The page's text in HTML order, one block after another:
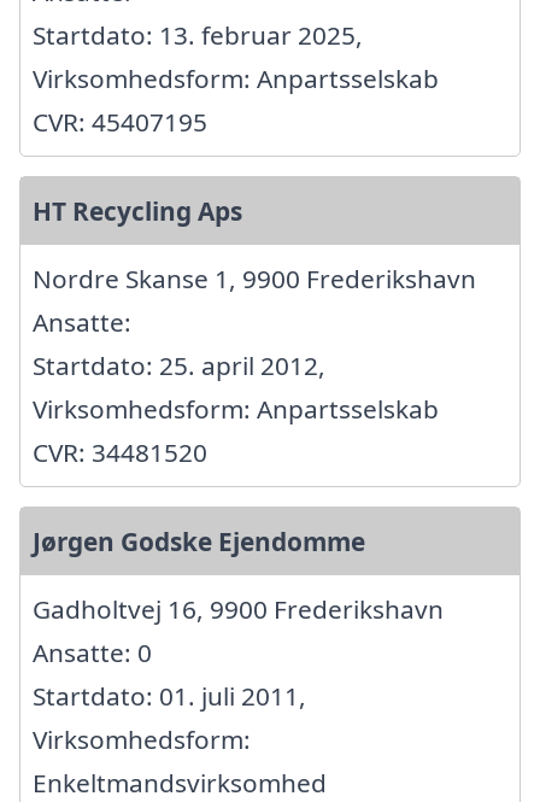
Startdato: 13. februar 2025,
Virksomhedsform: Anpartsselskab
CVR: 45407195
HT Recycling Aps
Nordre Skanse 1, 9900 Frederikshavn
Ansatte:
Startdato: 25. april 2012,
Virksomhedsform: Anpartsselskab
CVR: 34481520
Jørgen Godske Ejendomme
Gadholtvej 16, 9900 Frederikshavn
Ansatte: 0
Startdato: 01. juli 2011,
Virksomhedsform:
Enkeltmandsvirksomhed